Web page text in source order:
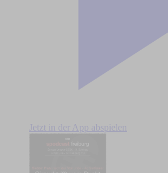
Jetzt in der App abspielen